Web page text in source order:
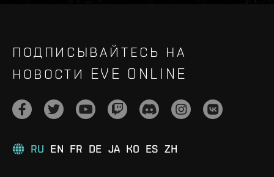
ПОДПИСЫВАЙТЕСЬ НА
НОВОСТИ EVE ONLINE
RU EN FR DE JA KO ES ZH